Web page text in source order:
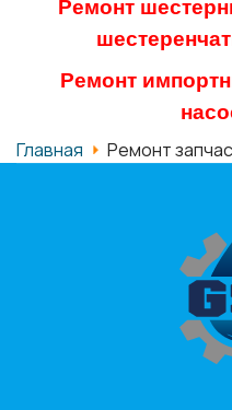
Ремонт
Ремонт
Главная Ремонт